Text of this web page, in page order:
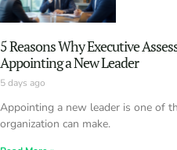
5 Reasons Why Executive
Appointing a New Leader
5 days ago
Appointing a new leader is one of
organization can make.